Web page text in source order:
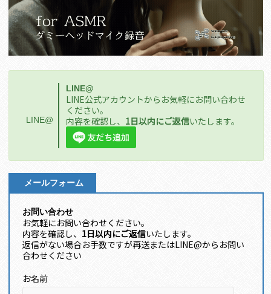
LINE@
LINE@
LINE公式アカウントからお気軽にお問い合わせ
ください。
内容を確認し、 1日以内にご返信いたします。
メールフォーム
お問い合わせ
お気軽にお問い合わせください。
内容を確認し、 1日以内にご返信いたします。
返信がない場合お手数ですが再送またはLINE@からお問い
合わせください
お名前